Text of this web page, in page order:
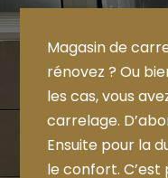
Magasin de
rénovez ? Ou
les cas, vous
carrelage.
Ensuite pour la
le confort. C’est